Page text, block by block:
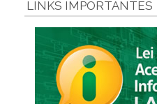
LINKS IMPORTANTES